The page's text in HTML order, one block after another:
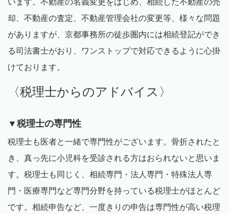
却、不動産の査定、不動産管理会社の変更等、様々な問題
がありますが、京都事務所の徒歩圏内には相続登記ができ
る司法書士がおり、ワンストップで対応できるように心掛
けております。
〈税理士からのアドバイス〉
▼税理士の専門性
税理士も医者と一緒で専門性がございます。骨折されたと
き、真っ先に小児科を受診される方はおられないと思いま
す。税理士も同じく、相続専門・法人専門・特殊法人専
門・医療専門など専門分野を持っている税理士がほとんど
です。相続申告など、一度きりの申告は専門性が高い税理